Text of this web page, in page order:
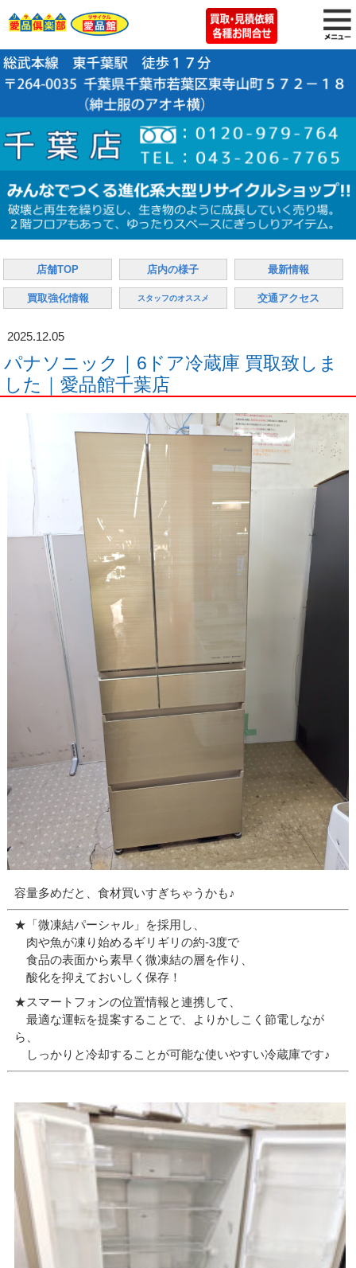
店舗TOP 店内の様子 最新情報
買取強化情報 スタッフのオススメ 交通アクセス
2025.12.05
パナソニック｜6ドア冷蔵庫 買取致しま
した｜愛品館千葉店
容量多めだと、食材買いすぎちゃうかも♪
★「微凍結パーシャル」を採用し、
肉や魚が凍り始めるギリギリの約-3度で
食品の表面から素早く微凍結の層を作り、
酸化を抑えておいしく保存！
★スマートフォンの位置情報と連携して、
最適な運転を提案することで、よりかしこく節電しなが
ら、
しっかりと冷却することが可能な使いやすい冷蔵庫です♪